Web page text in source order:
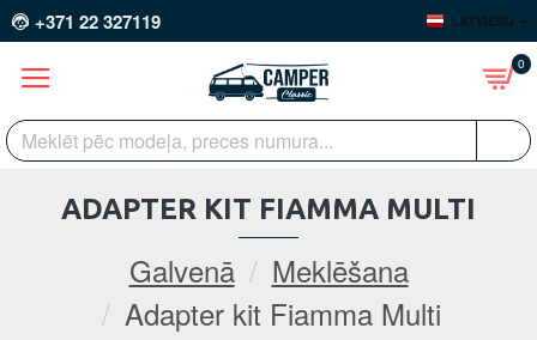
+371 22 327119 LATVIEŠU
0
Galvenā
Meklēšana
Adapter kit Fiamma Multi
ADAPTER KIT FIAMMA MULTI